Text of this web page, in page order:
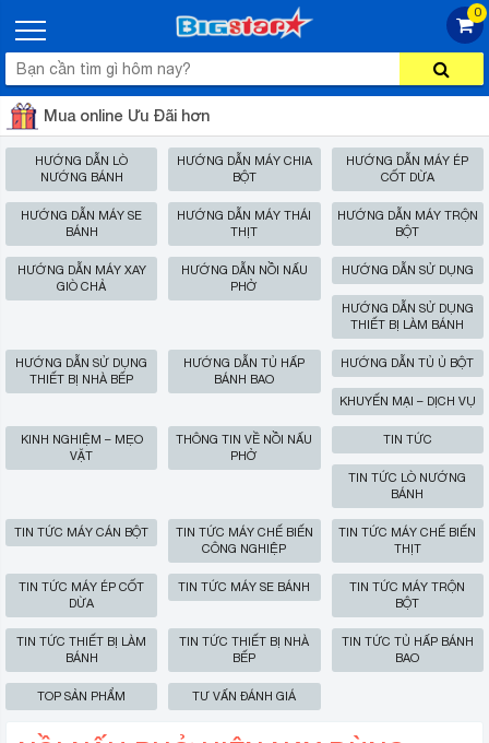
0
Mua online Ưu Đãi hơn
HƯỚNG DẪN LÒ
NƯỚNG BÁNH
HƯỚNG DẪN MÁY CHIA
BỘT
HƯỚNG DẪN MÁY ÉP
CỐT DỪA
HƯỚNG DẪN MÁY SE
BÁNH
HƯỚNG DẪN MÁY THÁI
THỊT
HƯỚNG DẪN MÁY TRỘN
BỘT
HƯỚNG DẪN MÁY XAY
GIÒ CHẢ
HƯỚNG DẪN NỒI NẤU
PHỞ
HƯỚNG DẪN SỬ DỤNG
HƯỚNG DẪN SỬ DỤNG
THIẾT BỊ LÀM BÁNH
HƯỚNG DẪN SỬ DỤNG
THIẾT BỊ NHÀ BẾP
HƯỚNG DẪN TỦ HẤP
BÁNH BAO
HƯỚNG DẪN TỦ Ủ BỘT
KHUYẾN MẠI – DỊCH VỤ
KINH NGHIỆM – MẸO
VẶT
THÔNG TIN VỀ NỒI NẤU
PHỞ
TIN TỨC
TIN TỨC LÒ NƯỚNG
BÁNH
TIN TỨC MÁY CÁN BỘT
TIN TỨC MÁY CHẾ BIẾN
CÔNG NGHIỆP
TIN TỨC MÁY CHẾ BIẾN
THỊT
TIN TỨC MÁY ÉP CỐT
DỪA
TIN TỨC MÁY SE BÁNH
TIN TỨC MÁY TRỘN
BỘT
TIN TỨC THIẾT BỊ LÀM
BÁNH
TIN TỨC THIẾT BỊ NHÀ
BẾP
TIN TỨC TỦ HẤP BÁNH
BAO
TOP SẢN PHẨM TƯ VẤN ĐÁNH GIÁ